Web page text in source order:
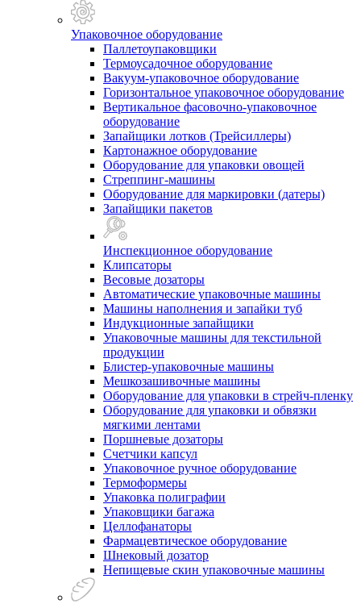
Упаковочное оборудование
Паллетоупаковщики
Термоусадочное оборудование
Вакуум-упаковочное оборудование
Горизонтальное упаковочное оборудование
Вертикальное фасовочно-упаковочное
оборудование
Запайщики лотков (Трейсиллеры)
Картонажное оборудование
Оборудование для упаковки овощей
Стреппинг-машины
Оборудование для маркировки (датеры)
Запайщики пакетов
Инспекционное оборудование
Клипсаторы
Весовые дозаторы
Автоматические упаковочные машины
Машины наполнения и запайки туб
Индукционные запайщики
Упаковочные машины для текстильной
продукции
Блистер-упаковочные машины
Мешкозашивочные машины
Оборудование для упаковки в стрейч-пленку
Оборудование для упаковки и обвязки
мягкими лентами
Поршневые дозаторы
Счетчики капсул
Упаковочное ручное оборудование
Термоформеры
Упаковка полиграфии
Упаковщики багажа
Целлофанаторы
Фармацевтическое оборудование
Шнековый дозатор
Непищевые скин упаковочные машины